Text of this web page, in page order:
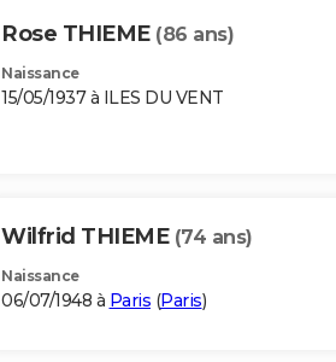
Rose THIEME (86 ans)
Naissance
15/05/1937 à ILES DU VENT
Wilfrid THIEME (74 ans)
Naissance
06/07/1948 à Paris (Paris)